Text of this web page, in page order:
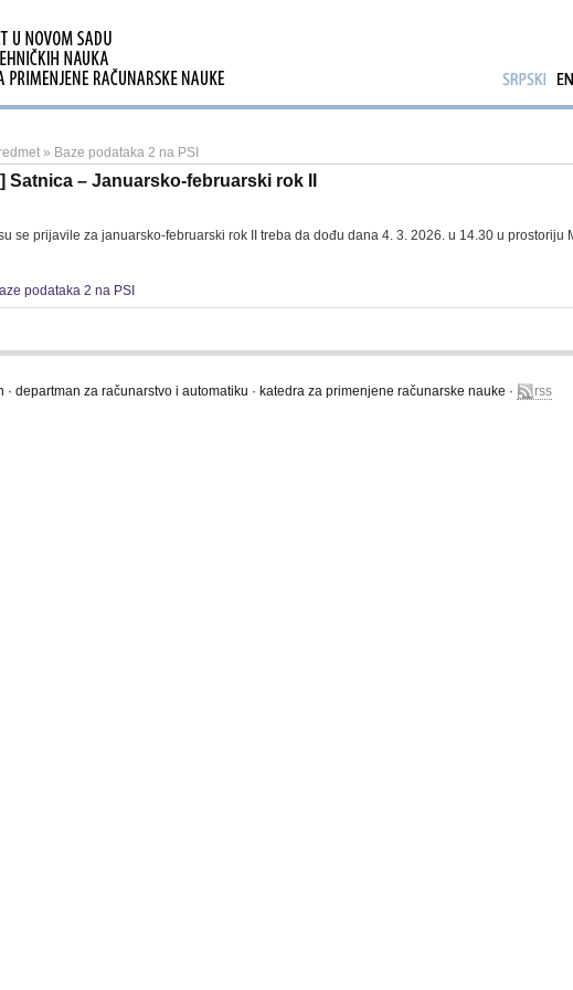
» Baze podataka 2 na PSI
Satnica – Januarsko-februarski rok II
se prijavile za januarsko-februarski rok II treba da dođu dana 4. 3. 2026. u 14.30 u prostoriju
podataka 2 na PSI
· departman za računarstvo i automatiku · katedra za primenjene računarske nauke · rss